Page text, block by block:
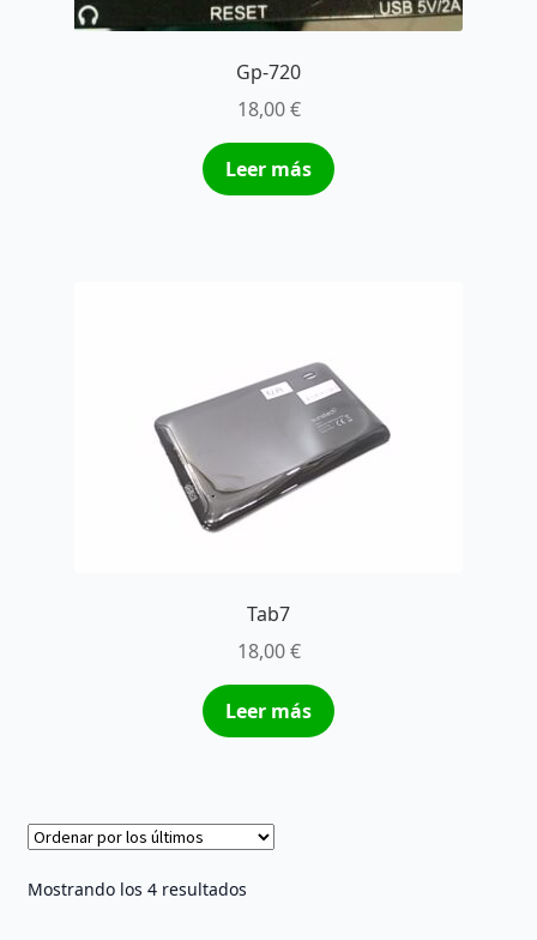
Gp-720
18,00€
Leer más
Tab7
18,00€
Leer más
Mostrando los 4 resultadosOrdenado